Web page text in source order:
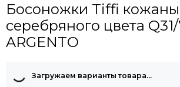
Босоножки Tiffi
серебряного цвета
ARGENTO
Загружаем варианты товара…